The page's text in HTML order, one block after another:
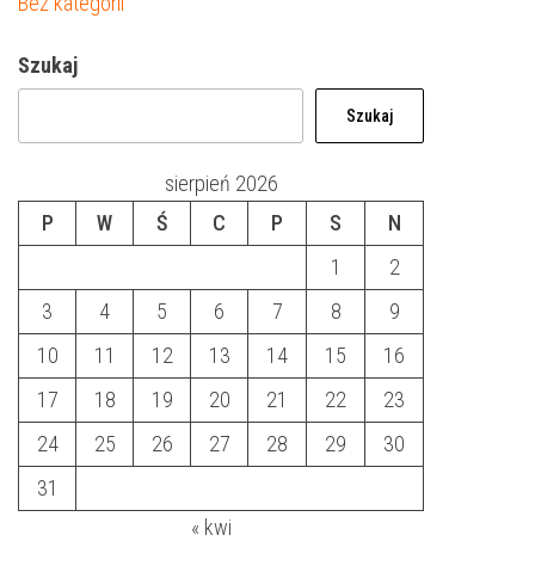
Szukaj
Szukaj
sierpień 2026
P
W Ś C P S
N
1
2
3
4 5 6 7 8
9
10
11 12 13 14 15
16
17
18 19 20 21 22
23
24
25 26 27 28 29
30
31
« kwi